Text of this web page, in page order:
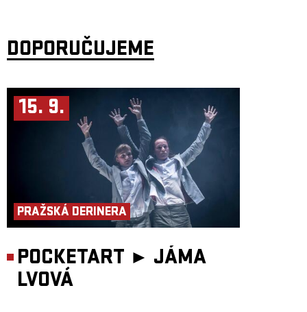
DOPORUČUJEME
15. 9.
PRAŽSKÁ DERINERA
POCKETART ► JÁMA
LVOVÁ